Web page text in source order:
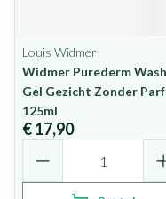
Louis Widmer
Widmer Purederm Wash
Gel Gezicht Zonder
125ml
€ 17,90